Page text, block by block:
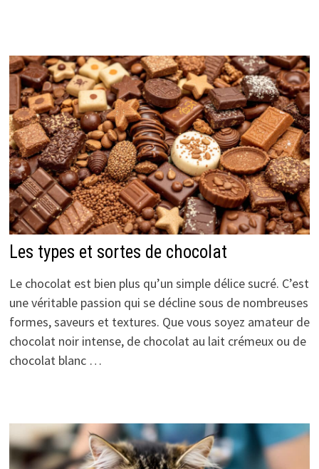
Les types et sortes de chocolat
Le chocolat est bien plus qu’un simple délice sucré. C’est
une véritable passion qui se décline sous de nombreuses
formes, saveurs et textures. Que vous soyez amateur de
chocolat noir intense, de chocolat au lait crémeux ou de
chocolat blanc …